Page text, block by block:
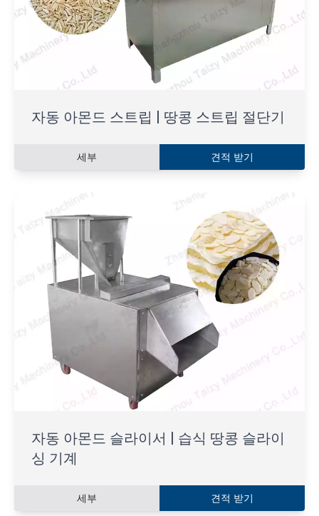
자동 아몬드 스트립 | 땅콩 스트립 절단기
세부 견적 받기
자동 아몬드 슬라이서 | 습식 땅콩 슬라이
싱 기계
세부 견적 받기